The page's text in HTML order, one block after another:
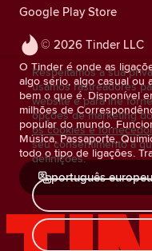
© 2026 Tinder LLC
O Tinder é onde as
algo sério, algo casual ou
bem o que é. Disponível
milhões de
popular do mundo.
Música, Passaporte,
todo o tipo de ligações.
português europeu
Google Play Store
Respeitamos a sua
usamos rastreadores
website e para lhe
opções de marketing
os cookies e
seu consentimento a
definições.